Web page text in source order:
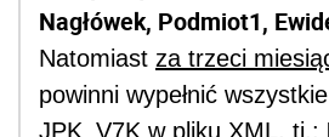
Nagłówek, Podmiot1,
Natomiast za trzeci
powinni wypełnić
JPK_V7K w pliku XML, tj.: